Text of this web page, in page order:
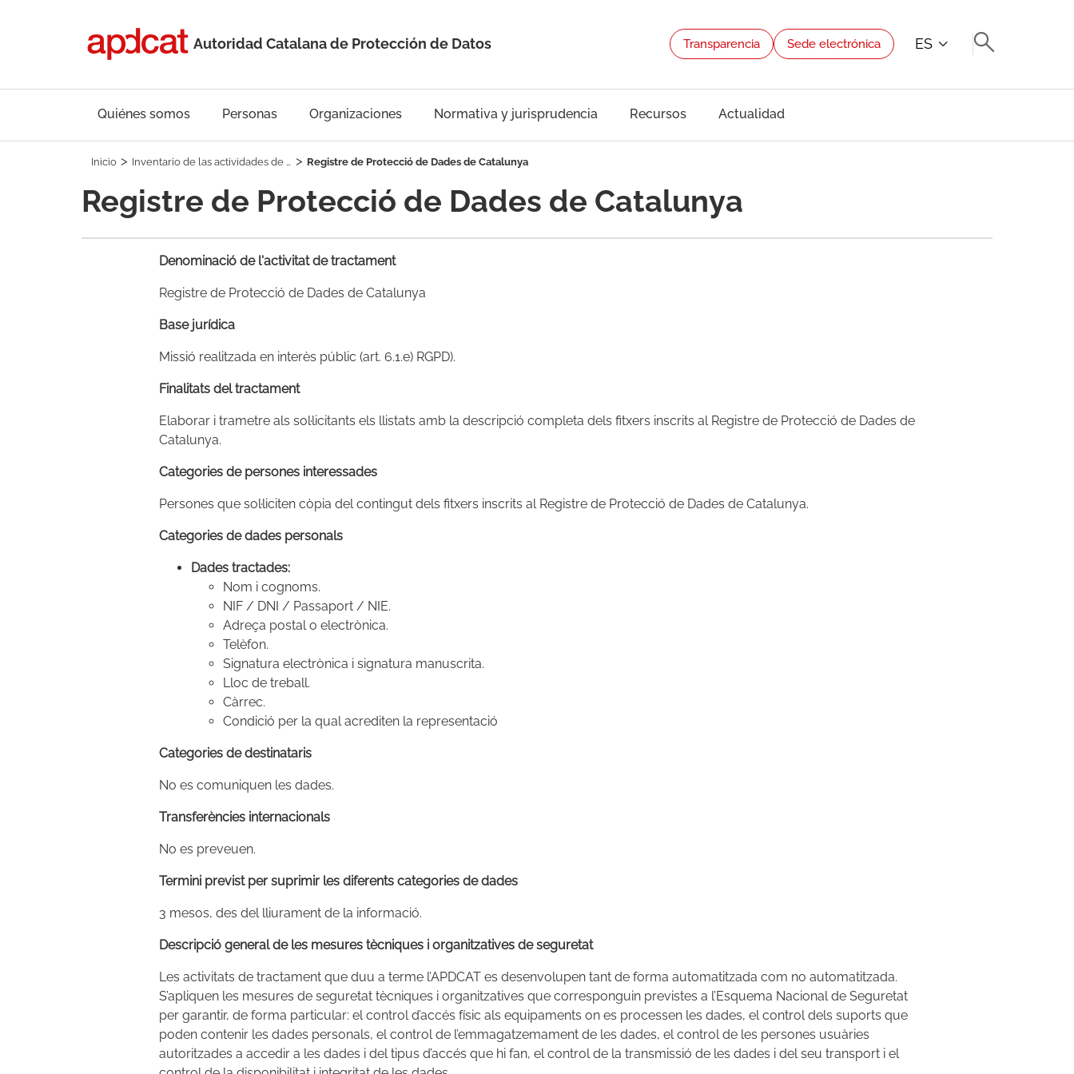
Autoridad Catalana de Protección de Datos Transparencia Sede electrónica ES
Quiénes somos Personas Organizaciones Normativa y jurisprudencia Recursos Actualidad
Inicio ​​Inventario de las actividades de tratamiento de la Autoridad Catalana de Protección de Datos Registre de Protecció de Dades de Catalunya
Registre de Protecció de Dades de Catalunya
Denominació de l'activitat de tractament
Registre de Protecció de Dades de Catalunya
Base jurídica
Missió realitzada en interès públic (art. 6.1.e) RGPD).
Finalitats del tractament
Elaborar i trametre als sol·licitants els llistats amb la descripció completa dels fitxers inscrits al Registre de Protecció de Dades de
Catalunya.
Categories de persones interessades
Persones que sol·liciten còpia del contingut dels fitxers inscrits al Registre de Protecció de Dades de Catalunya.
Categories de dades personals
Dades tractades:
Nom i cognoms.
NIF / DNI / Passaport / NIE.
Adreça postal o electrònica.
Telèfon.
Signatura electrònica i signatura manuscrita.
Lloc de treball.
Càrrec.
Condició per la qual acrediten la representació
Categories de destinataris
No es comuniquen les dades.
Transferències internacionals
No es preveuen.
Termini previst per suprimir les diferents categories de dades
3 mesos, des del lliurament de la informació.
Descripció general de les mesures tècniques i organitzatives de seguretat
Les activitats de tractament que duu a terme l’APDCAT es desenvolupen tant de forma automatitzada com no automatitzada.
S’apliquen les mesures de seguretat tècniques i organitzatives que corresponguin previstes a l’Esquema Nacional de Seguretat
per garantir, de forma particular: el control d’accés físic als equipaments on es processen les dades, el control dels suports que
poden contenir les dades personals, el control de l’emmagatzemament de les dades, el control de les persones usuàries
autoritzades a accedir a les dades i del tipus d’accés que hi fan, el control de la transmissió de les dades i del seu transport i el